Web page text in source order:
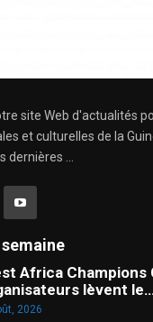
site Web d'actualités
et culturelles de la
dernières ...
semaine
Africa Champions
lèvent
2026